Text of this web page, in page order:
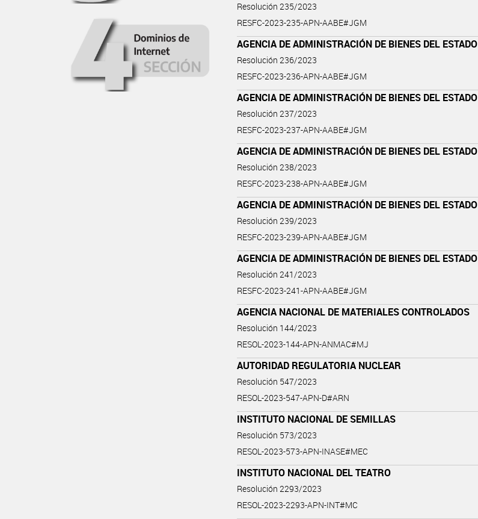
Resolución 235/2023
RESFC-2023-235-APN-AABE#JGM
AGENCIA DE ADMINISTRACIÓN DE BIENES DEL ESTADO
Resolución 236/2023
RESFC-2023-236-APN-AABE#JGM
AGENCIA DE ADMINISTRACIÓN DE BIENES DEL ESTADO
Resolución 237/2023
RESFC-2023-237-APN-AABE#JGM
AGENCIA DE ADMINISTRACIÓN DE BIENES DEL ESTADO
Resolución 238/2023
RESFC-2023-238-APN-AABE#JGM
AGENCIA DE ADMINISTRACIÓN DE BIENES DEL ESTADO
Resolución 239/2023
RESFC-2023-239-APN-AABE#JGM
AGENCIA DE ADMINISTRACIÓN DE BIENES DEL ESTADO
Resolución 241/2023
RESFC-2023-241-APN-AABE#JGM
AGENCIA NACIONAL DE MATERIALES CONTROLADOS
Resolución 144/2023
RESOL-2023-144-APN-ANMAC#MJ
AUTORIDAD REGULATORIA NUCLEAR
Resolución 547/2023
RESOL-2023-547-APN-D#ARN
INSTITUTO NACIONAL DE SEMILLAS
Resolución 573/2023
RESOL-2023-573-APN-INASE#MEC
INSTITUTO NACIONAL DEL TEATRO
Resolución 2293/2023
RESOL-2023-2293-APN-INT#MC